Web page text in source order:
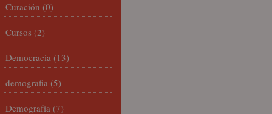
Curación (0)
Cursos (2)
Democracia (13)
demografia (5)
Demografía (7)